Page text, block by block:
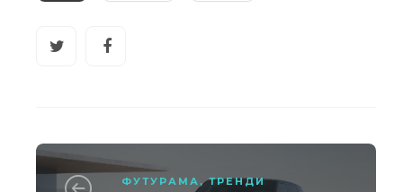
ФУТУРАМА ,ТРЕНДИ